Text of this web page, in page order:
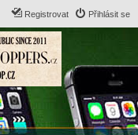
Přihlásit se
Registrovat